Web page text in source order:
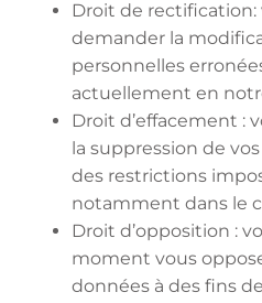
Droit de rectification:
demander la
personnelles
actuellement en
Droit d’effacement :
la suppression de
des restrictions
notamment dans le
Droit d’opposition :
moment vous
données à des fins